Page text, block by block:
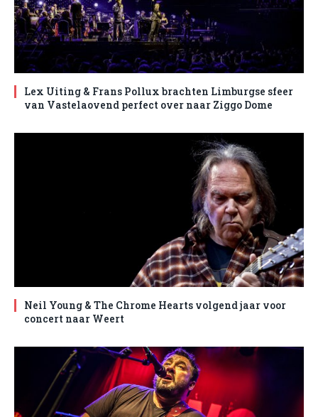
Lex Uiting & Frans Pollux brachten Limburgse sfeer
van Vastelaovend perfect over naar Ziggo Dome
Neil Young & The Chrome Hearts volgend jaar voor
concert naar Weert